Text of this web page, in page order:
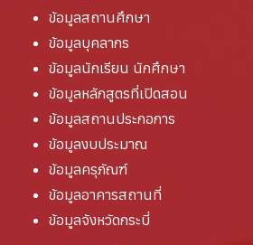
ข้อมูลสถานศึกษา
ข้อมูลบุคลากร
ข้อมูลนักเรียน นักศึกษา
ข้อมูลหลักสูตรที่เปิดสอน
ข้อมูลสถานประกอการ
ข้อมูลงบประมาณ
ข้อมูลครุภัณฑ์
ข้อมูลอาคารสถานที่
ข้อมูลจังหวัดกระบี่